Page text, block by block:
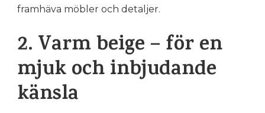
framhäva möbler och detaljer.
2. Varm beige – för en
mjuk och inbjudande
känsla